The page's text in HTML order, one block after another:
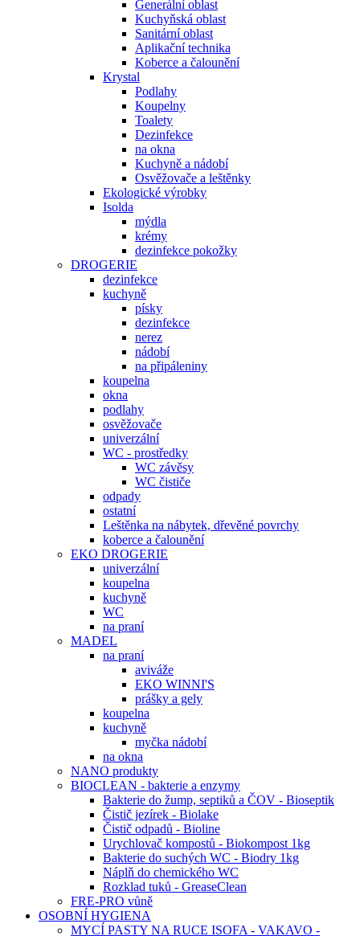
Generální oblast
Kuchyňská oblast
Sanitární oblast
Aplikační technika
Koberce a čalounění
Krystal
Podlahy
Koupelny
Toalety
Dezinfekce
na okna
Kuchyně a nádobí
Osvěžovače a leštěnky
Ekologické výrobky
Isolda
mýdla
krémy
dezinfekce pokožky
DROGERIE
dezinfekce
kuchyně
písky
dezinfekce
nerez
nádobí
na připáleniny
koupelna
okna
podlahy
osvěžovače
univerzální
WC - prostředky
WC závěsy
WC čističe
odpady
ostatní
Leštěnka na nábytek, dřevěné povrchy
koberce a čalounění
EKO DROGERIE
univerzální
koupelna
kuchyně
WC
na praní
MADEL
na praní
aviváže
EKO WINNI'S
prášky a gely
koupelna
kuchyně
myčka nádobí
na okna
NANO produkty
BIOCLEAN - bakterie a enzymy
Bakterie do žump, septiků a ČOV - Bioseptik
Čistič jezírek - Biolake
Čistič odpadů - Bioline
Urychlovač kompostů - Biokompost 1kg
Bakterie do suchých WC - Biodry 1kg
Náplň do chemického WC
Rozklad tuků - GreaseClean
FRE-PRO vůně
OSOBNÍ HYGIENA
MYCÍ PASTY NA RUCE ISOFA - VAKAVO -